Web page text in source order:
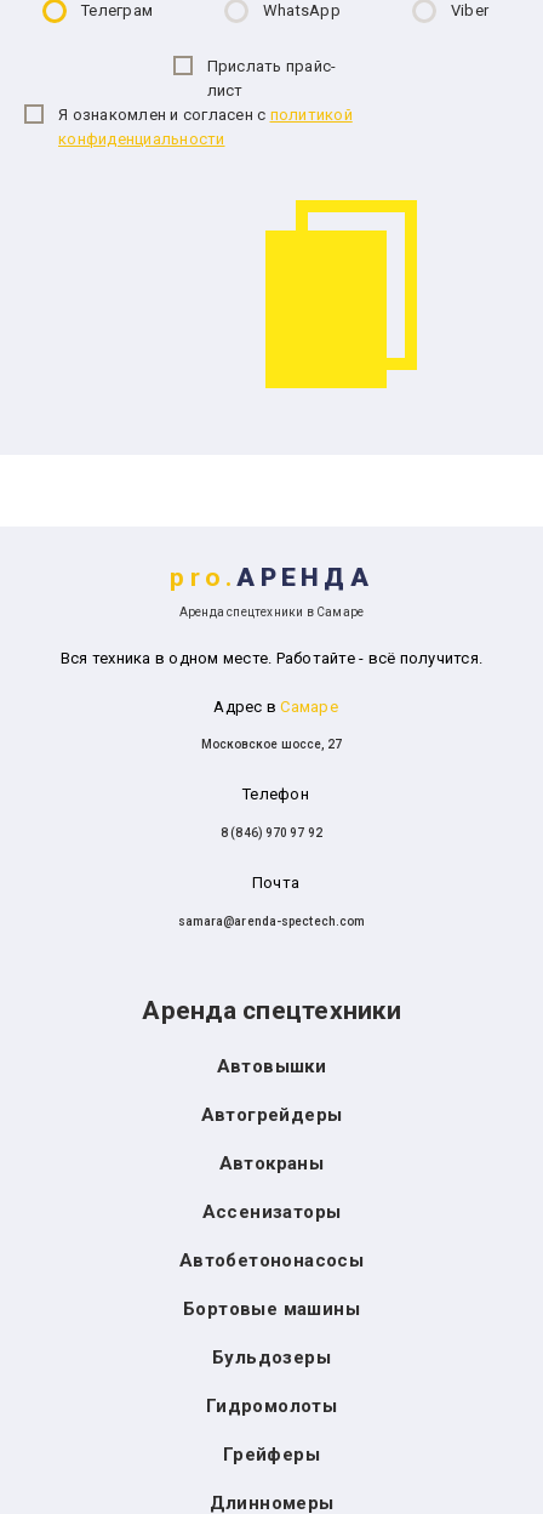
Телеграм WhatsApp Viber
Прислать прайс-
лист
Я ознакомлен и согласен с политикой
конфиденциальности
pro.АРЕНДА
Аренда спецтехники в Самаре
Вся техника в одном месте. Работайте - всё получится.
Адрес вСамаре
Московское шоссе, 27
Телефон
8 (846) 970 97 92
Почта
samara@arenda-spectech.com
Аренда спецтехники
Автовышки
Автогрейдеры
Автокраны
Ассенизаторы
Автобетононасосы
Бортовые машины
Бульдозеры
Гидромолоты
Грейферы
Длинномеры